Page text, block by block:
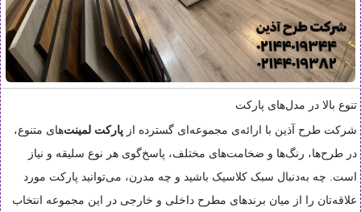
تنوع بالا در مدل‌های پارکت
شرکت طرح آذین با ارائه‌ی مجموعه‌ای گسترده از پارکت لمینت‌های متنوع،
در طرح‌ها، رنگ‌ها و ضخامت‌های مختلف، پاسخ‌گوی هر نوع سلیقه و نیاز
است. چه به‌دنبال سبک کلاسیک باشید و چه مدرن، می‌توانید پارکت مورد
علاقه‌تان را از میان برندهای مطرح داخلی و خارجی در این مجموعه انتخاب